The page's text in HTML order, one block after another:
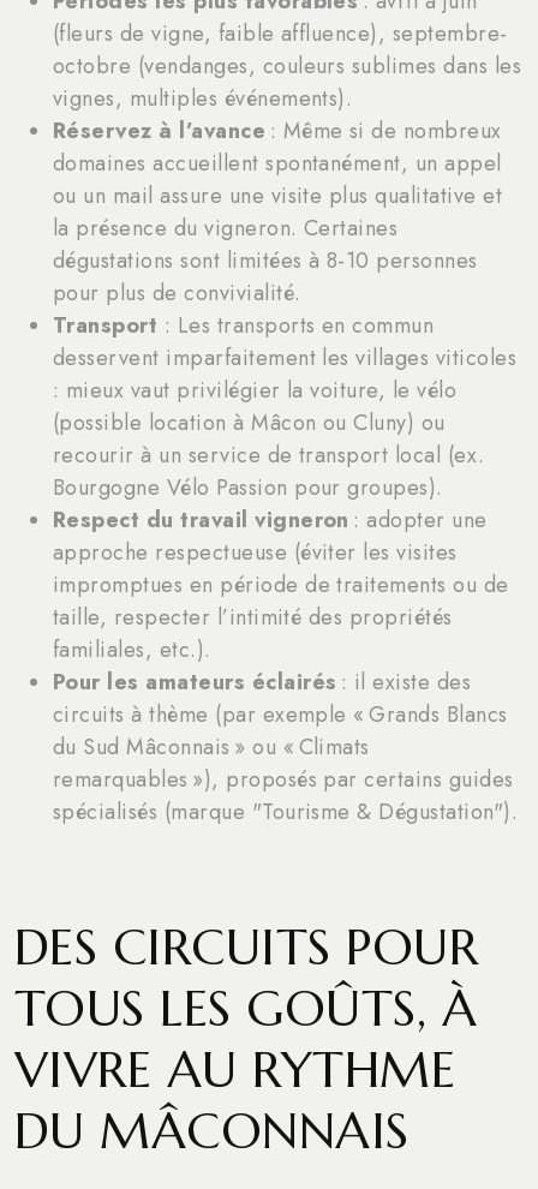
(fleurs de vigne, faible affluence), septembre-
octobre (vendanges, couleurs sublimes dans les
vignes, multiples événements).
Réservez à l’avance : Même si de nombreux
domaines accueillent spontanément, un appel
ou un mail assure une visite plus qualitative et
la présence du vigneron. Certaines
dégustations sont limitées à 8-10 personnes
pour plus de convivialité.
Transport : Les transports en commun
desservent imparfaitement les villages viticoles
: mieux vaut privilégier la voiture, le vélo
(possible location à Mâcon ou Cluny) ou
recourir à un service de transport local (ex.
Bourgogne Vélo Passion pour groupes).
Respect du travail vigneron : adopter une
approche respectueuse (éviter les visites
impromptues en période de traitements ou de
taille, respecter l’intimité des propriétés
familiales, etc.).
Pour les amateurs éclairés : il existe des
circuits à thème (par exemple « Grands Blancs
du Sud Mâconnais » ou « Climats
remarquables »), proposés par certains guides
spécialisés (marque "Tourisme & Dégustation").
DES CIRCUITS POUR
TOUS LES GOÛTS, À
VIVRE AU RYTHME
DU MÂCONNAIS